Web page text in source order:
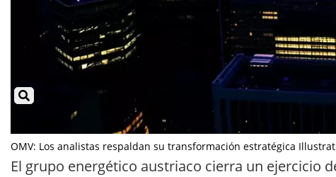
OMV: Los analistas respaldan su transformación estratégica
El grupo energético austriaco cierra un ejercicio